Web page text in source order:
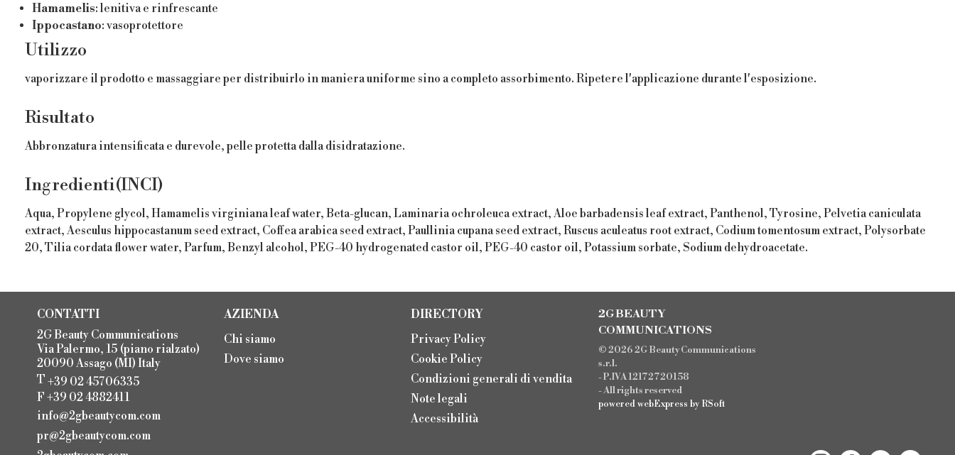
Hamamelis: lenitiva e rinfrescante
Ippocastano: vasoprotettore
Utilizzo
vaporizzare il prodotto e massaggiare per distribuirlo in maniera uniforme sino a completo assorbimento. Ripetere l'applicazione durante l'esposizione.
Risultato
Abbronzatura intensificata e durevole, pelle protetta dalla disidratazione.
Ingredienti(INCI)
Aqua, Propylene glycol, Hamamelis virginiana leaf water, Beta-glucan, Laminaria ochroleuca extract, Aloe barbadensis leaf extract, Panthenol, Tyrosine, Pelvetia caniculata
extract, Aesculus hippocastanum seed extract, Coffea arabica seed extract, Paullinia cupana seed extract, Ruscus aculeatus root extract, Codium tomentosum extract, Polysorbate
20, Tilia cordata flower water, Parfum, Benzyl alcohol, PEG-40 hydrogenated castor oil, PEG-40 castor oil, Potassium sorbate, Sodium dehydroacetate.
CONTATTI
2G Beauty Communications
Via Palermo, 15 (piano rialzato)
20090 Assago (MI) Italy
T +39 02 45706335
F +39 02 4882411
info@2gbeautycom.com
pr@2gbeautycom.com
AZIENDA
Chi siamo
Dove siamo
DIRECTORY
Privacy Policy
Cookie Policy
Condizioni generali di vendita
Note legali
Accessibilità
2G BEAUTY
COMMUNICATIONS
© 2026 2G Beauty Communications
s.r.l.
- P.IVA 12172720158
- All rights reserved
poweredwebExpress by RSoft